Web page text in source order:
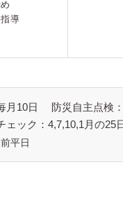
月10日 防災自主点検
ェック：4,7,10,1月の25
平日